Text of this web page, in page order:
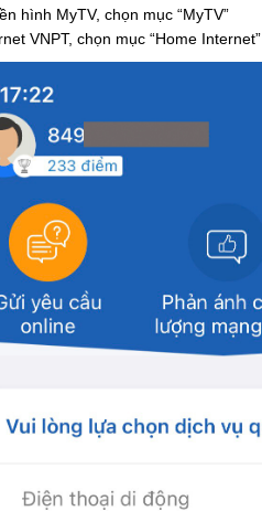
hình MyTV, chọn mục “MyTV”
VNPT, chọn mục “Home Internet”